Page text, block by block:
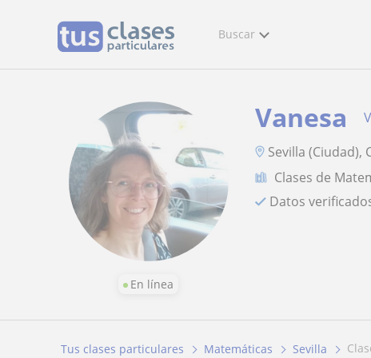
Buscar
En línea
Vanesa
Sevilla (Ciudad),
Clases de
Datos
Tus clases particulares Matemáticas Sevilla